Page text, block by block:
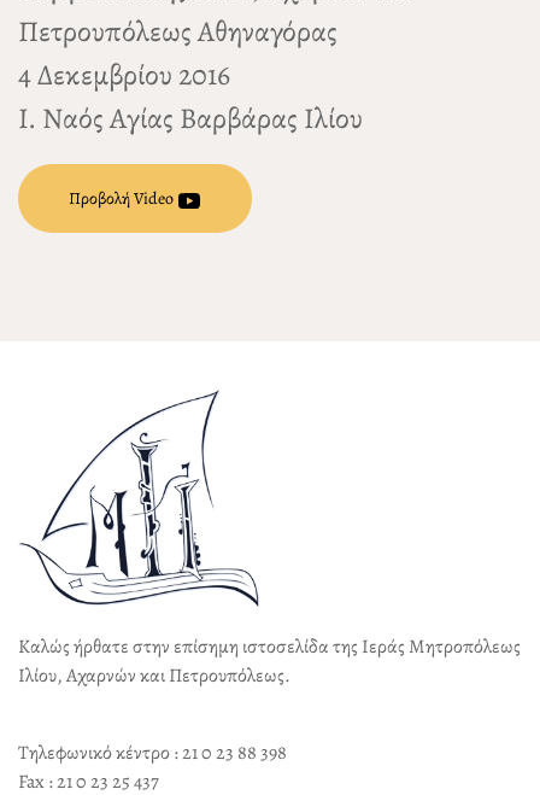
Πετρουπόλεως Αθηναγόρας
4 Δεκεμβρίου 2016
Ι. Ναός Αγίας Βαρβάρας Ιλίου
Προβολή Video
Καλώς ήρθατε στην επίσημη ιστοσελίδα της Ιεράς Μητροπόλεως
Ιλίου, Αχαρνών και Πετρουπόλεως.
Τηλεφωνικό κέντρο : 21 0 23 88 398
Fax : 21 0 23 25 437